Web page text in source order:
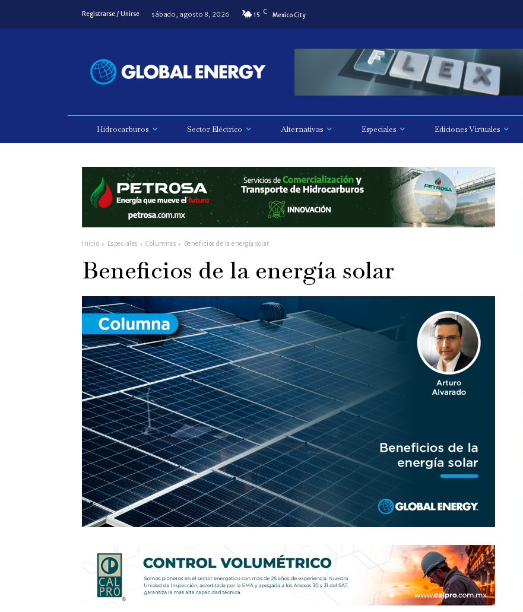
Registrarse / Unirse sábado, agosto 8, 2026 15 C Mexico City
Hidrocarburos Sector Eléctrico Alternativas Especiales Ediciones Virtuales
Inicio Especiales Columnas Beneficios de la energía solar
Beneficios de la energía solar